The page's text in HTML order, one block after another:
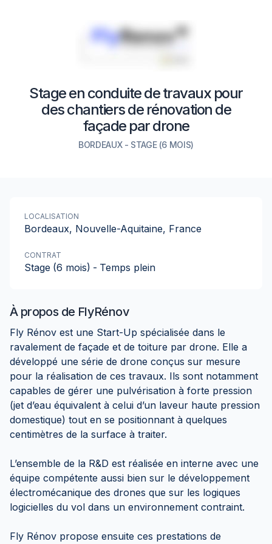
Stage en conduite de travaux pour
des chantiers de rénovation de
façade par drone
BORDEAUX - STAGE(6 MOIS)
À propos de FlyRénov
Fly Rénov est une Start-Up spécialisée dans le
ravalement de façade et de toiture par drone. Elle a
développé une série de drone conçus sur mesure
pour la réalisation de ces travaux. Ils sont notamment
capables de gérer une pulvérisation à forte pression
(jet d’eau équivalent à celui d’un laveur haute pression
domestique) tout en se positionnant à quelques
centimètres de la surface à traiter.
L’ensemble de la R&D est réalisée en interne avec une
équipe compétente aussi bien sur le développement
électromécanique des drones que sur les logiques
logicielles du vol dans un environnement contraint.
Fly Rénov propose ensuite ces prestations de
LOCALISATION
Bordeaux, Nouvelle-Aquitaine, France
CONTRAT
Stage (6 mois) - Temps plein